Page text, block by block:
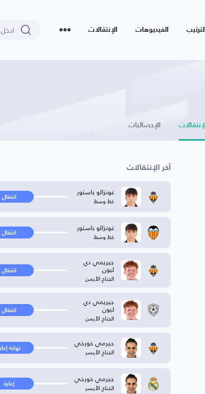
الترتيب الفيديوهات الإنتقالات
الإنتقالات الإحصائيات
آخر الإنتقالات
غونزالو باستور
خط وسط انتقال
غونزالو باستور
خط وسط انتقال
جيريمي دي
ليون
الجناح الأيمن
انتقال
جيريمي دي
ليون
الجناح الأيمن
انتقال
جيرمي خورخي
الجناح الأيسر نهاية
جيرمي خورخي
الجناح الأيسر إعارة